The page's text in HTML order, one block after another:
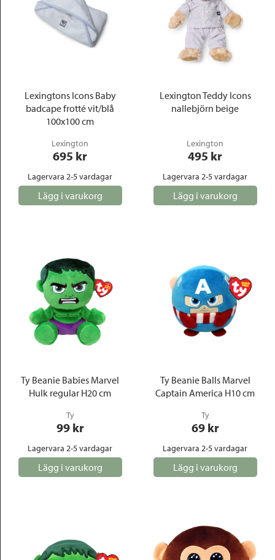
Lexingtons Icons Baby
badcape frotté vit/blå
100x100 cm
Lexington
695 kr
Lagervara 2-5 vardagar
Lägg i varukorg
Lexington Teddy Icons
nallebjörn beige
Lexington
495 kr
Lagervara 2-5 vardagar
Lägg i varukorg
Ty Beanie Babies Marvel
Hulk regular H20 cm
Ty
99 kr
Lagervara 2-5 vardagar
Lägg i varukorg
Ty Beanie Balls Marvel
Captain America H10 cm
Ty
69 kr
Lagervara 2-5 vardagar
Lägg i varukorg